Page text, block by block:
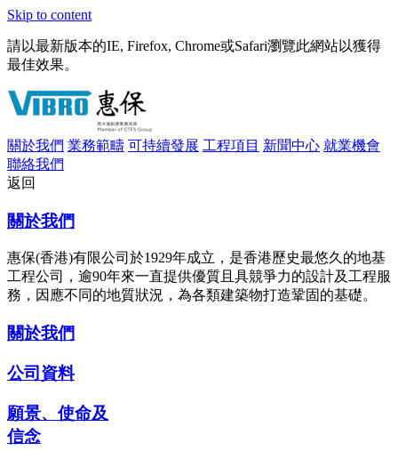
Skip to content
請以最新版本的IE, Firefox, Chrome或Safari瀏覽此網站以獲得
最佳效果。
關於我們 業務範疇 可持續發展 工程項目 新聞中心 就業機會
聯絡我們
返回
關於我們
惠保(香港)有限公司於1929年成立，是香港歷史最悠久的地基
工程公司，逾90年來一直提供優質且具競爭力的設計及工程服
務，因應不同的地質狀況，為各類建築物打造鞏固的基礎。
關於我們
公司資料
願景、使命及
信念